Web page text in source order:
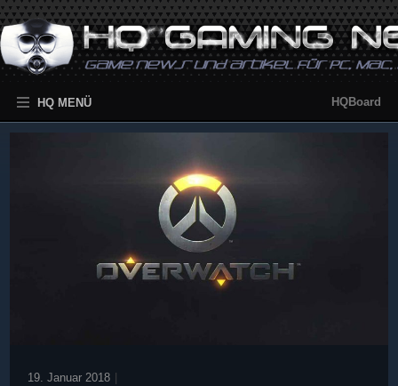
HQ MENÜ HQBoard
19. Januar 2018 |